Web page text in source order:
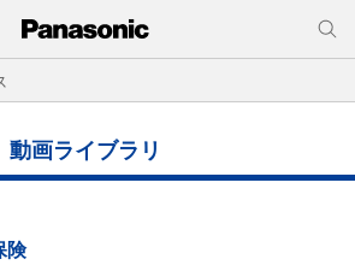
動画ライブラリ
険